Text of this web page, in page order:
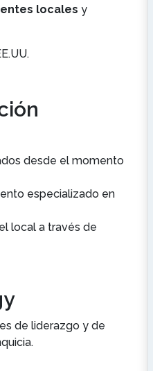
locales y
desde el momento
especializado en
local a través de
de liderazgo y de